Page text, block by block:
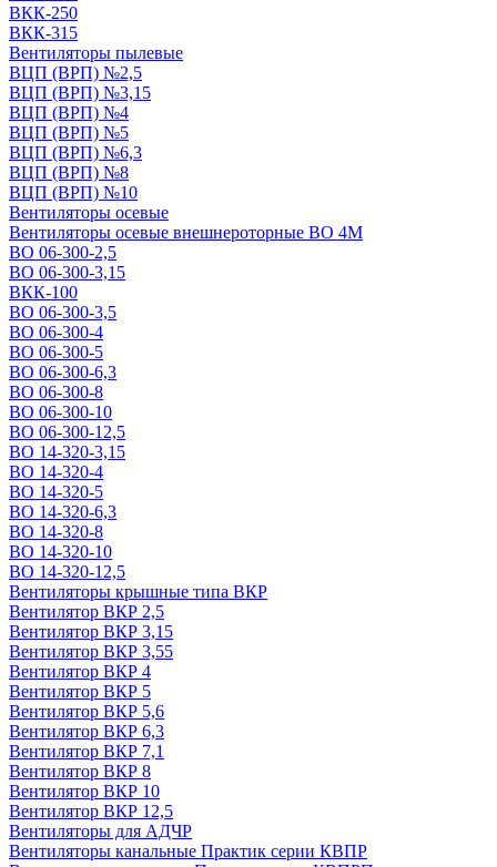
ВКК-250
ВКК-315
Вентиляторы пылевые
ВЦП (ВРП) №2,5
ВЦП (ВРП) №3,15
ВЦП (ВРП) №4
ВЦП (ВРП) №5
ВЦП (ВРП) №6,3
ВЦП (ВРП) №8
ВЦП (ВРП) №10
Вентиляторы осевые
Вентиляторы осевые внешнероторные ВО 4М
ВО 06-300-2,5
ВО 06-300-3,15
ВКК-100
ВО 06-300-3,5
ВО 06-300-4
ВО 06-300-5
ВО 06-300-6,3
ВО 06-300-8
ВО 06-300-10
ВО 06-300-12,5
ВО 14-320-3,15
ВО 14-320-4
ВО 14-320-5
ВО 14-320-6,3
ВО 14-320-8
ВО 14-320-10
ВО 14-320-12,5
Вентиляторы крышные типа ВКР
Вентилятор ВКР 2,5
Вентилятор ВКР 3,15
Вентилятор ВКР 3,55
Вентилятор ВКР 4
Вентилятор ВКР 5
Вентилятор ВКР 5,6
Вентилятор ВКР 6,3
Вентилятор ВКР 7,1
Вентилятор ВКР 8
Вентилятор ВКР 10
Вентилятор ВКР 12,5
Вентиляторы для АДЧР
Вентиляторы канальные Практик серии КВПР